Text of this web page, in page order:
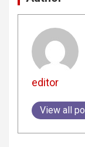
editor
View all